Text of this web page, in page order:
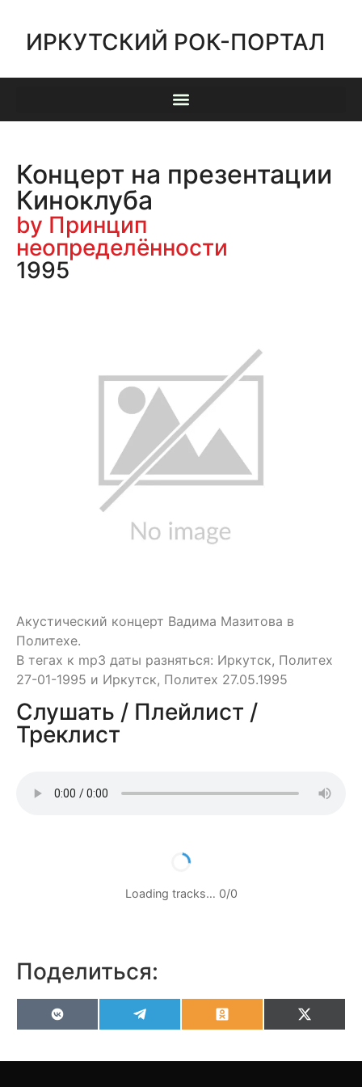
ИРКУТСКИЙ РОК-ПОРТАЛ
Концерт на презентации
Киноклуба
by Принцип
неопределённости
1995
Акустический концерт Вадима Мазитова в
Политехе.
В тегах к mp3 даты разняться: Иркутск, Политех
27-01-1995 и Иркутск, Политех 27.05.1995
Слушать / Плейлист /
Треклист
Loading tracks… 0/0
Поделиться:
VK OdnoklassnikiX